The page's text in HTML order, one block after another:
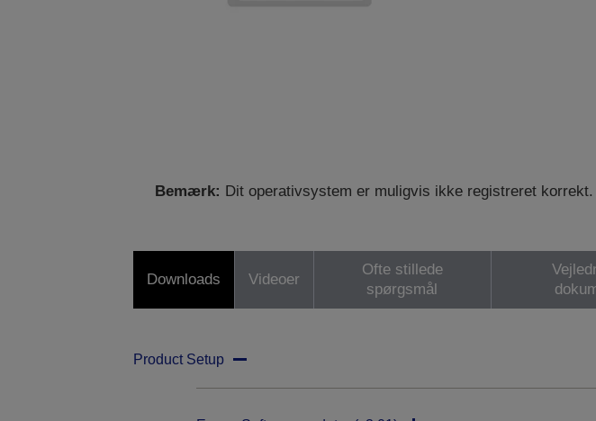
Bemærk: Dit operativsystem er muligvis ikke registreret
Downloads Videoer
Ofte stillede
spørgsmål
Product Setup